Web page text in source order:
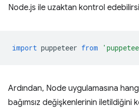
Node.js ile uzaktan kontrol
import puppeteer from
Ardından, Node uygulamasına
bağımsız değişkenlerinin iletildiğini